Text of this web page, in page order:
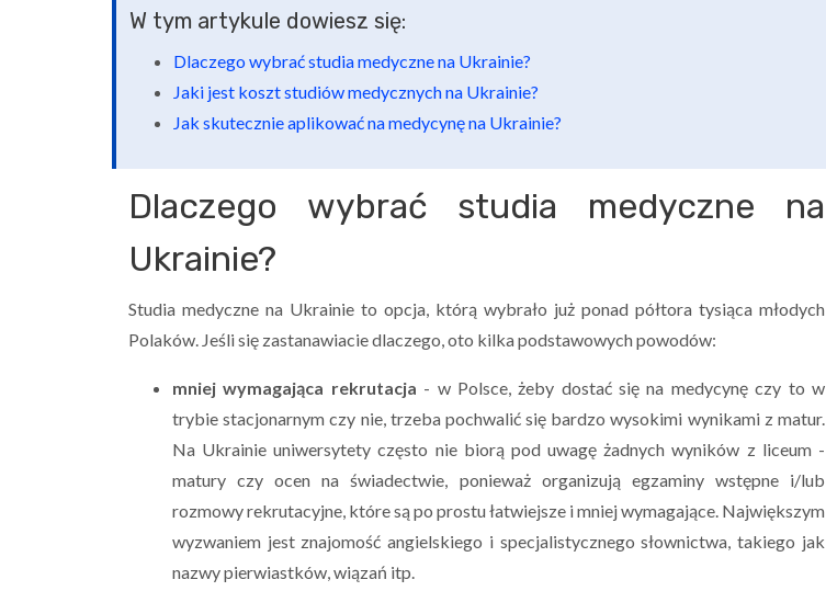
W tym artykule dowiesz się:
Dlaczego wybrać studia medyczne na Ukrainie?
Jaki jest koszt studiów medycznych na Ukrainie?
Jak skutecznie aplikować na medycynę na Ukrainie?
Dlaczego wybrać studia medyczne na
Ukrainie?
Studia medyczne na Ukrainie to opcja, którą wybrało już ponad półtora tysiąca młodych
Polaków. Jeśli się zastanawiacie dlaczego, oto kilka podstawowych powodów:
mniej wymagająca rekrutacja - w Polsce, żeby dostać się na medycynę czy to w
trybie stacjonarnym czy nie, trzeba pochwalić się bardzo wysokimi wynikami z matur.
Na Ukrainie uniwersytety często nie biorą pod uwagę żadnych wyników z liceum -
matury czy ocen na świadectwie, ponieważ organizują egzaminy wstępne i/lub
rozmowy rekrutacyjne, które są po prostu łatwiejsze i mniej wymagające. Największym
wyzwaniem jest znajomość angielskiego i specjalistycznego słownictwa, takiego jak
nazwy pierwiastków, wiązań itp.